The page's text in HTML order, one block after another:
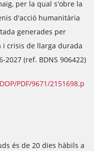
per la qual s'obre la
d'acció humanitària
generades per
crisis de llarga durada
(ref. BDNS 906422)
PDF/9671/2151698.p
és de 20 dies hàbils a